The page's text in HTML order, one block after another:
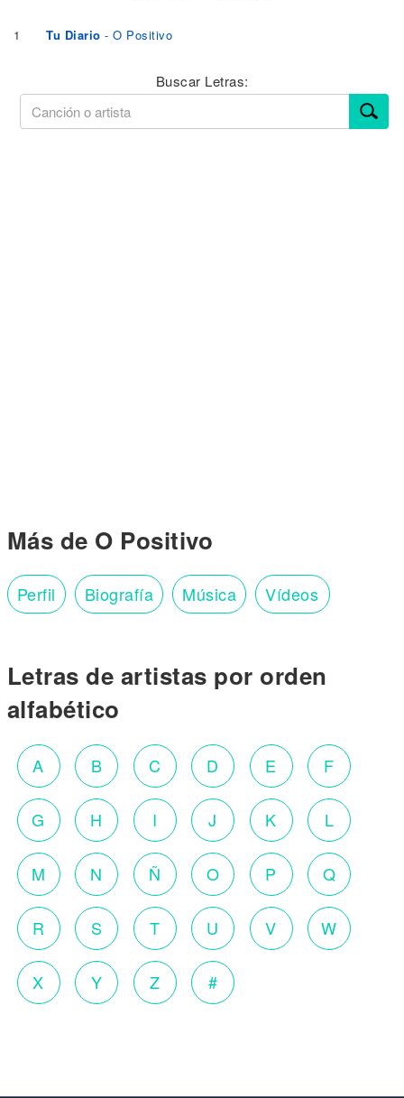
1 Tu Diario - O Positivo
Buscar Letras:
Más de O Positivo
Perfil Biografía Música Vídeos
Letras de artistas por orden
alfabético
A B C D E F
G H I J K L
M N Ñ O P Q
R S T U V W
X Y Z #